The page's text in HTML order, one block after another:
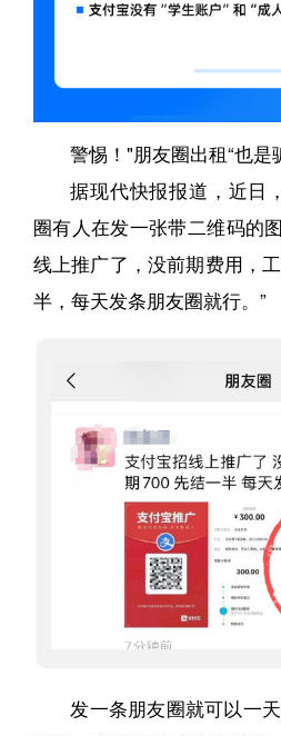
警惕！"朋友圈出租“也是
据现代快报报道，近日
圈有人在发一张带二维码的
线上推广了，没前期费用，
半，每天发条朋友圈就行。”
发一条朋友圈就可以一